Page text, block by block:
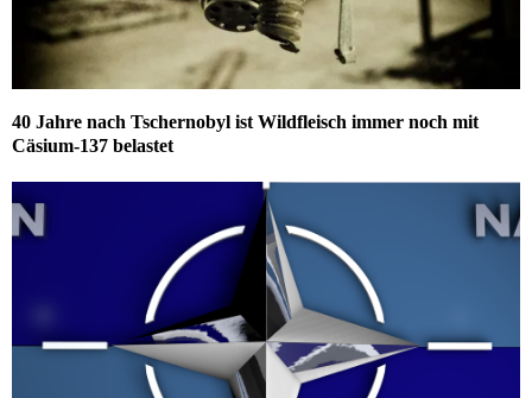
40 Jahre nach Tschernobyl ist Wildfleisch immer noch mit
Cäsium-137 belastet